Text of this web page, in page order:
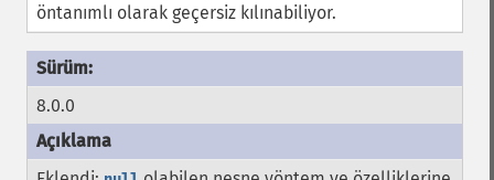
öntanımlı olarak geçersiz kılınabiliyor.
8.0.0